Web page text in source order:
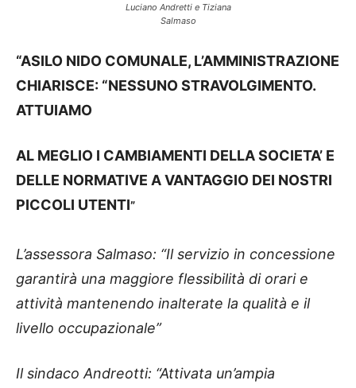
Luciano Andretti e Tiziana
Salmaso
“ASILO NIDO COMUNALE, L’AMMINISTRAZIONE
CHIARISCE: “NESSUNO STRAVOLGIMENTO.
ATTUIAMO
AL MEGLIO I CAMBIAMENTI DELLA SOCIETA’ E
DELLE NORMATIVE A VANTAGGIO DEI NOSTRI
PICCOLI UTENTI”
L’assessora Salmaso: “Il servizio in concessione
garantirà una maggiore flessibilità di orari e
attività mantenendo inalterate la qualità e il
livello occupazionale”
Il sindaco Andreotti: “Attivata un’ampia